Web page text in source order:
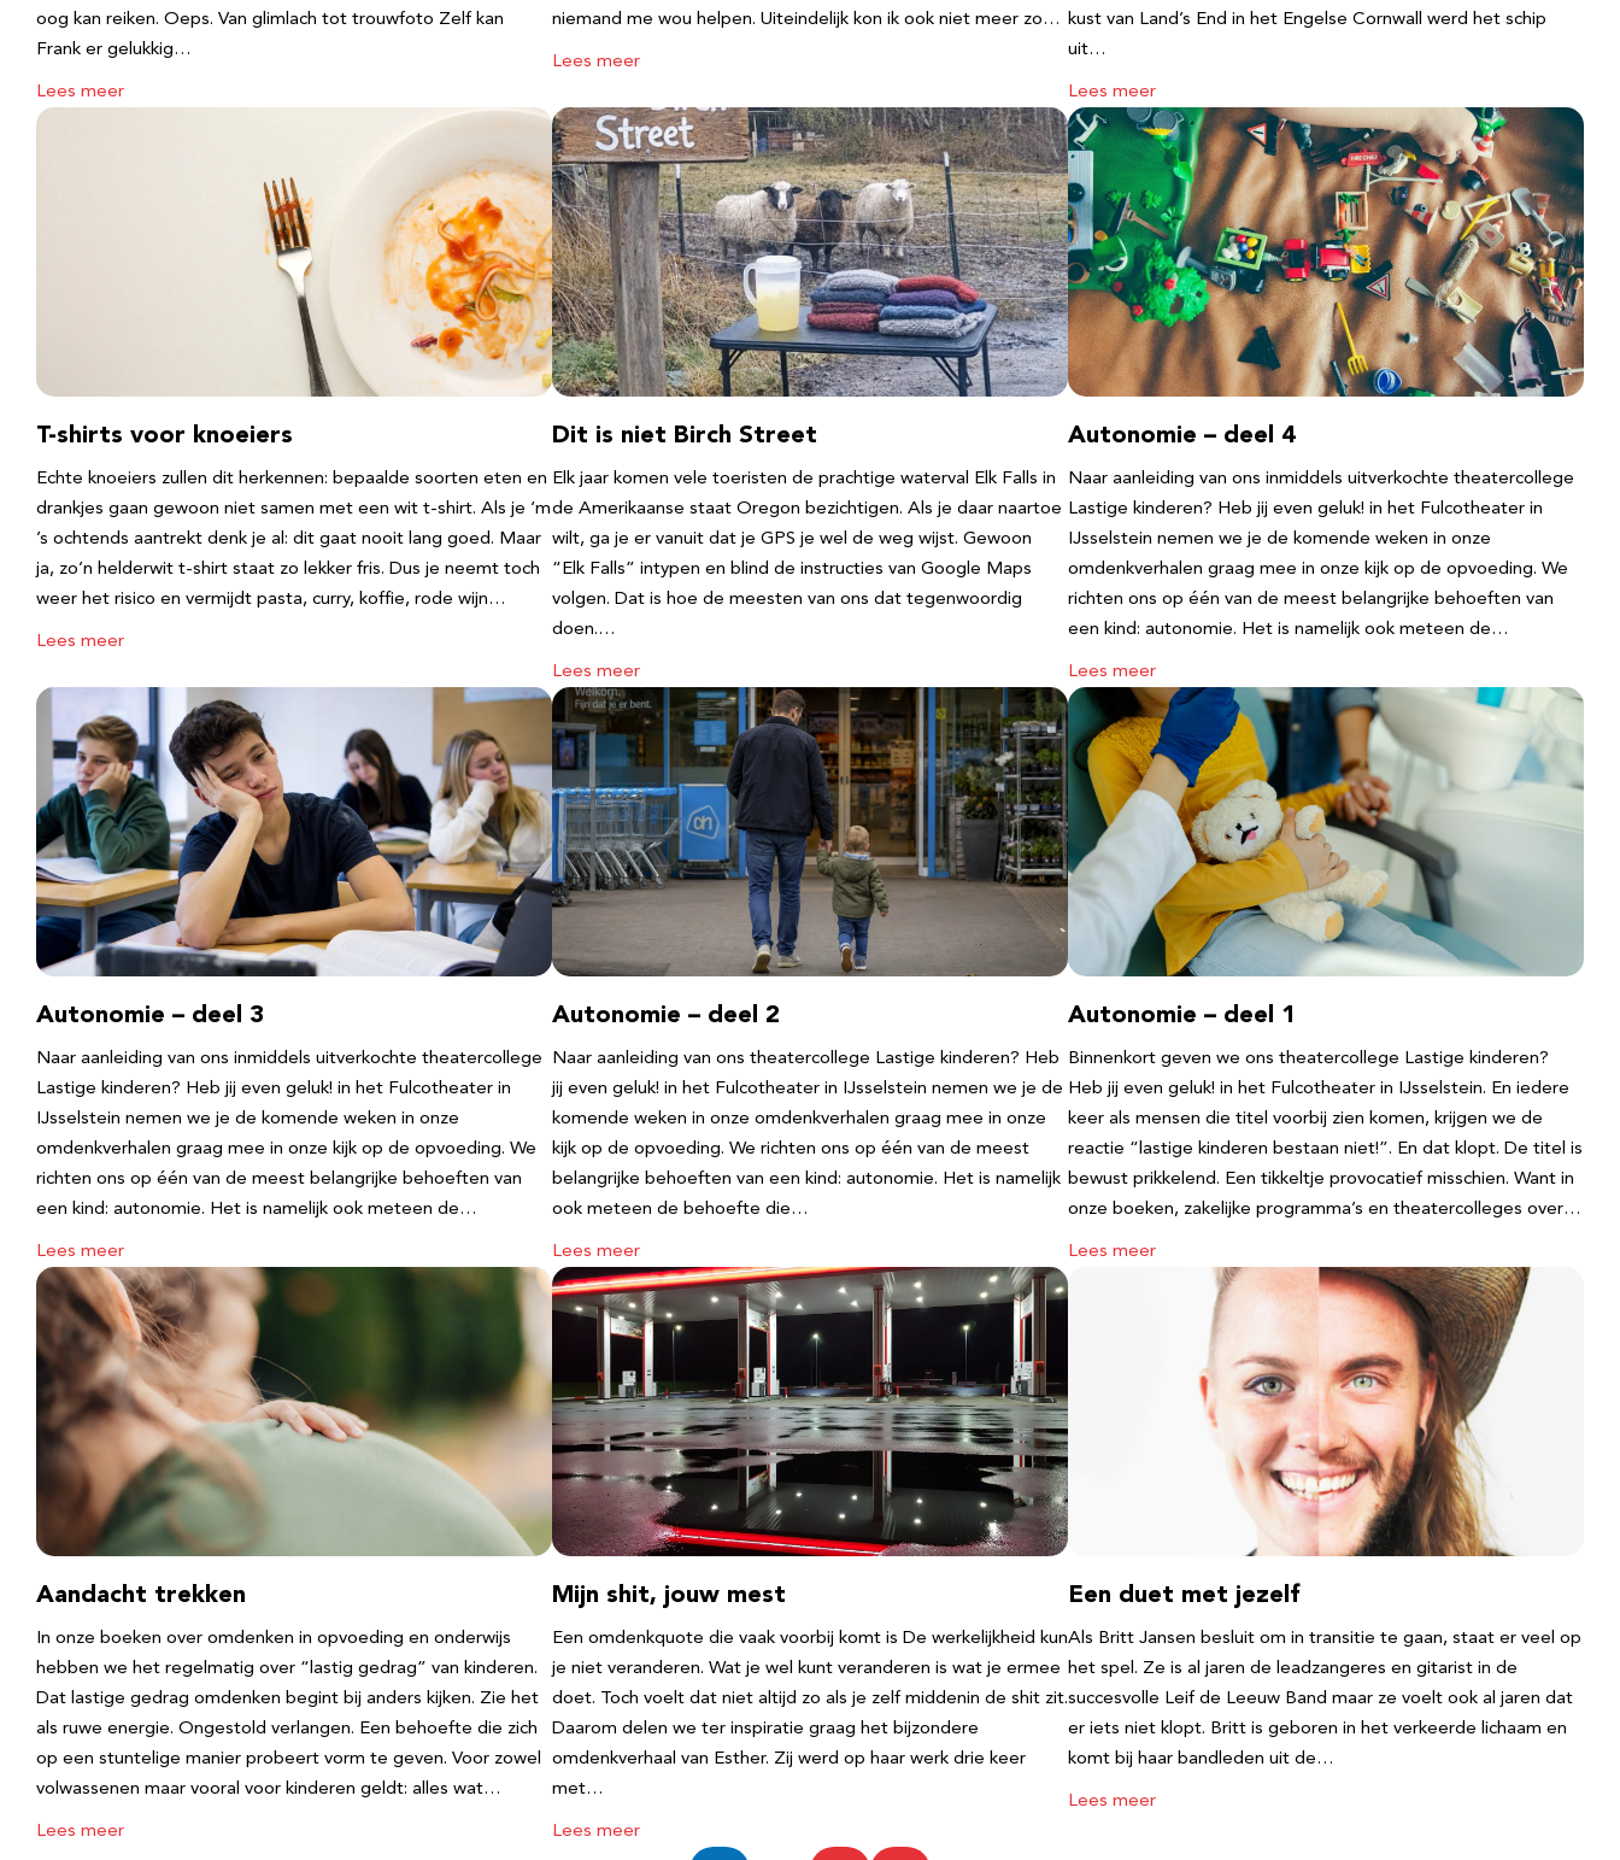
oog kan reiken. Oeps. Van glimlach tot trouwfoto Zelf kan
Frank er gelukkig…
Lees meer
niemand me wou helpen. Uiteindelijk kon ik ook niet meer zo…
Lees meer
kust van Land’s End in het Engelse Cornwall werd het schip
uit…
Lees meer
T-shirts voor knoeiers
Echte knoeiers zullen dit herkennen: bepaalde soorten eten en
drankjes gaan gewoon niet samen met een wit t-shirt. Als je ‘m
’s ochtends aantrekt denk je al: dit gaat nooit lang goed. Maar
ja, zo’n helderwit t-shirt staat zo lekker fris. Dus je neemt toch
weer het risico en vermijdt pasta, curry, koffie, rode wijn…
Lees meer
Dit is niet Birch Street
Elk jaar komen vele toeristen de prachtige waterval Elk Falls in
de Amerikaanse staat Oregon bezichtigen. Als je daar naartoe
wilt, ga je er vanuit dat je GPS je wel de weg wijst. Gewoon
“Elk Falls” intypen en blind de instructies van Google Maps
volgen. Dat is hoe de meesten van ons dat tegenwoordig
doen.…
Lees meer
Autonomie – deel 4
Naar aanleiding van ons inmiddels uitverkochte theatercollege
Lastige kinderen? Heb jij even geluk! in het Fulcotheater in
IJsselstein nemen we je de komende weken in onze
omdenkverhalen graag mee in onze kijk op de opvoeding. We
richten ons op één van de meest belangrijke behoeften van
een kind: autonomie. Het is namelijk ook meteen de…
Lees meer
Autonomie – deel 3
Naar aanleiding van ons inmiddels uitverkochte theatercollege
Lastige kinderen? Heb jij even geluk! in het Fulcotheater in
IJsselstein nemen we je de komende weken in onze
omdenkverhalen graag mee in onze kijk op de opvoeding. We
richten ons op één van de meest belangrijke behoeften van
een kind: autonomie. Het is namelijk ook meteen de…
Lees meer
Autonomie – deel 2
Naar aanleiding van ons theatercollege Lastige kinderen? Heb
jij even geluk! in het Fulcotheater in IJsselstein nemen we je de
komende weken in onze omdenkverhalen graag mee in onze
kijk op de opvoeding. We richten ons op één van de meest
belangrijke behoeften van een kind: autonomie. Het is namelijk
ook meteen de behoefte die…
Lees meer
Autonomie – deel 1
Binnenkort geven we ons theatercollege Lastige kinderen?
Heb jij even geluk! in het Fulcotheater in IJsselstein. En iedere
keer als mensen die titel voorbij zien komen, krijgen we de
reactie “lastige kinderen bestaan niet!”. En dat klopt. De titel is
bewust prikkelend. Een tikkeltje provocatief misschien. Want in
onze boeken, zakelijke programma’s en theatercolleges over…
Lees meer
Aandacht trekken
In onze boeken over omdenken in opvoeding en onderwijs
hebben we het regelmatig over “lastig gedrag” van kinderen.
Dat lastige gedrag omdenken begint bij anders kijken. Zie het
als ruwe energie. Ongestold verlangen. Een behoefte die zich
op een stuntelige manier probeert vorm te geven. Voor zowel
volwassenen maar vooral voor kinderen geldt: alles wat…
Lees meer
Mijn shit, jouw mest
Een omdenkquote die vaak voorbij komt is De werkelijkheid kun
je niet veranderen. Wat je wel kunt veranderen is wat je ermee
doet. Toch voelt dat niet altijd zo als je zelf middenin de shit zit.
Daarom delen we ter inspiratie graag het bijzondere
omdenkverhaal van Esther. Zij werd op haar werk drie keer
met…
Lees meer
Een duet met jezelf
Als Britt Jansen besluit om in transitie te gaan, staat er veel op
het spel. Ze is al jaren de leadzangeres en gitarist in de
succesvolle Leif de Leeuw Band maar ze voelt ook al jaren dat
er iets niet klopt. Britt is geboren in het verkeerde lichaam en
komt bij haar bandleden uit de…
Lees meer